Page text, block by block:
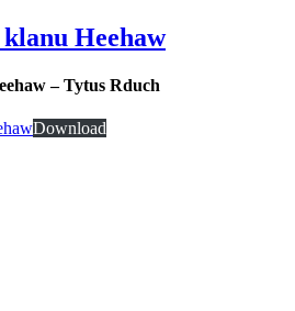
Heehaw
– Tytus Rduch
Download